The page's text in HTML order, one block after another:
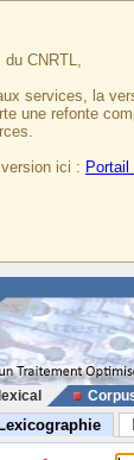
CNRTL,
services, la
une refonte
ici : Portail
Lexicographie